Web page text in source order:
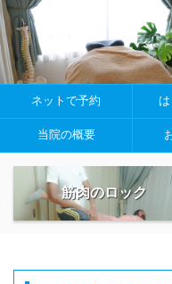
ネットで予約
当院の概要
筋肉のロック